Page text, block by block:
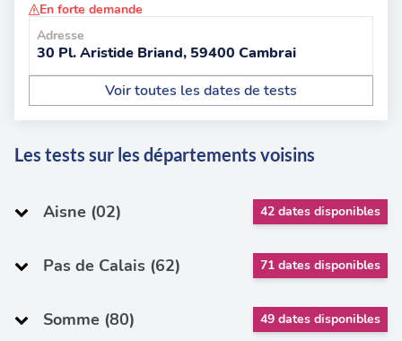
En forte demande
Adresse
30 Pl. Aristide Briand, 59400 Cambrai
Voir toutes les dates de tests
Les tests sur les départements voisins
Aisne (02) 42 dates disponibles
Pas de Calais (62) 71 dates disponibles
Somme (80) 49 dates disponibles